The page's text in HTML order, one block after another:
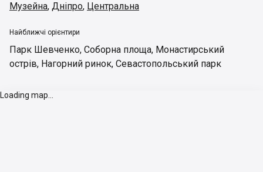
Музейна, Дніпро, Центральна
Найближчі орієнтири
Парк Шевченко, Соборна площа, Монастирський
острів, Нагорний ринок, Севастопольський парк
Loading map...